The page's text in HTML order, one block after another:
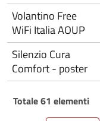
Volantino Free
WiFi Italia AOUP
Silenzio Cura
Comfort - poster
Totale 61 elementi